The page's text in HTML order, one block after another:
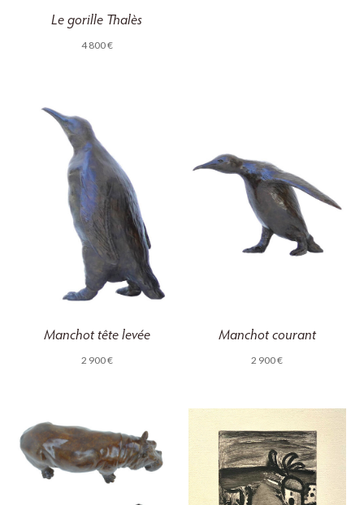
Le gorille Thalès
4 800€
Manchot tête levée
2 900€
Manchot courant
2 900€